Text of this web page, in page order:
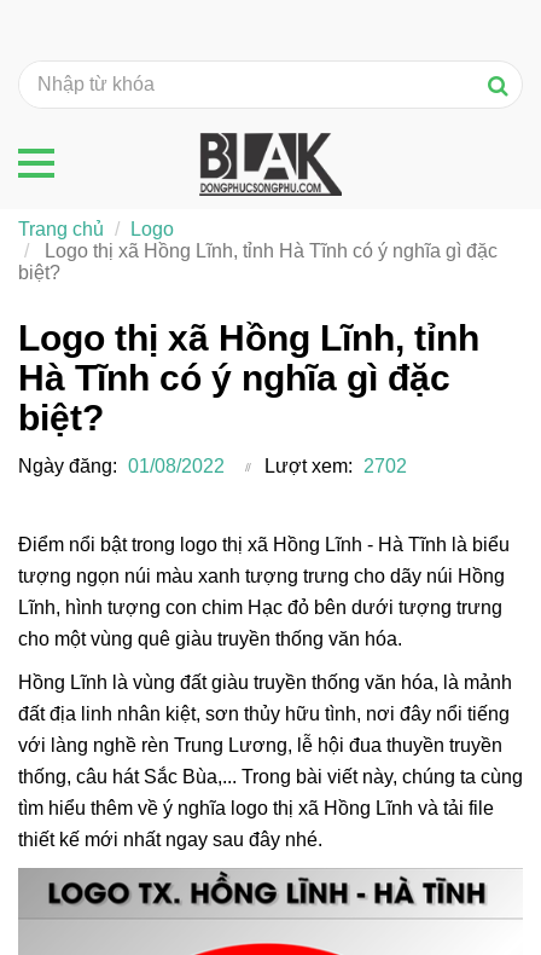
Logo thị xã Hồng Lĩnh, tỉnh
Hà Tĩnh có ý nghĩa gì đặc
biệt?
Ngày đăng: 01/08/2022 Lượt xem: 2702
Điểm nổi bật trong logo thị xã Hồng Lĩnh - Hà Tĩnh là biểu
tượng ngọn núi màu xanh tượng trưng cho dãy núi Hồng
Lĩnh, hình tượng con chim Hạc đỏ bên dưới tượng trưng
cho một vùng quê giàu truyền thống văn hóa.
Hồng Lĩnh là vùng đất giàu truyền thống văn hóa, là mảnh
đất địa linh nhân kiệt, sơn thủy hữu tình, nơi đây nổi tiếng
với làng nghề rèn Trung Lương, lễ hội đua thuyền truyền
thống, câu hát Sắc Bùa,... Trong bài viết này, chúng ta cùng
tìm hiểu thêm về ý nghĩa logo thị xã Hồng Lĩnh và tải file
thiết kế mới nhất ngay sau đây nhé.
Trang chủ
Logo
Logo thị xã Hồng Lĩnh, tỉnh Hà Tĩnh có ý nghĩa gì đặc
biệt?